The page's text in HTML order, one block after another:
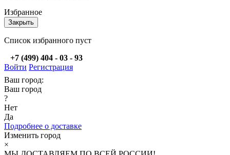
Избранное
Закрыть
Список избранного пуст
+7 (499) 404 - 03 - 93
Войти Регистрация
Ваш город:
Ваш город
?
Нет
Да
Подробнее о доставке
Изменить город
×